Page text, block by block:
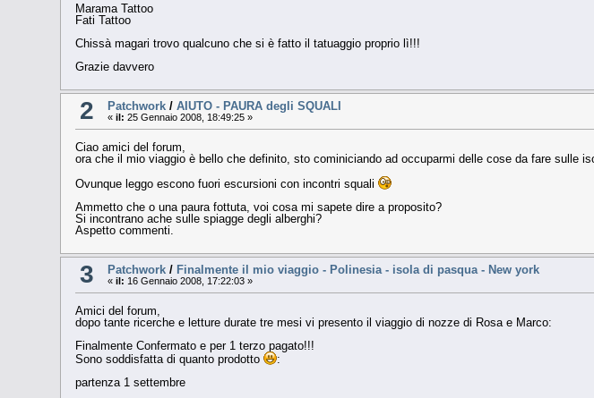
Marama Tattoo
Fati Tattoo
Chissà magari trovo qualcuno che si è fatto il tatuaggio proprio lì!!!
Grazie davvero
2 Patchwork/ AIUTO - PAURA degli SQUALI
« il: 25 Gennaio 2008, 18:49:25 »
Ciao amici del forum,
ora che il mio viaggio è bello che definito, sto cominiciando ad occuparmi delle cose da fare sulle
Ovunque leggo escono fuori escursioni con incontri squali
Ammetto che o una paura fottuta, voi cosa mi sapete dire a proposito?
Si incontrano ache sulle spiagge degli alberghi?
Aspetto commenti.
3 Patchwork/ Finalmente il mio viaggio - Polinesia - isola di pasqua - New york
« il: 16 Gennaio 2008, 17:22:03 »
Amici del forum,
dopo tante ricerche e letture durate tre mesi vi presento il viaggio di nozze di Rosa e Marco:
Finalmente Confermato e per 1 terzo pagato!!!
Sono soddisfatta di quanto prodotto
:
partenza 1 settembre